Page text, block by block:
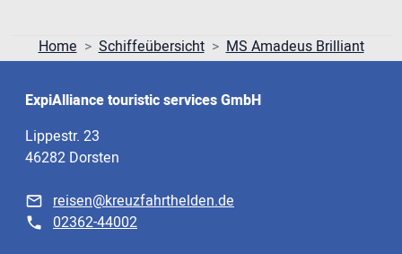
Home Schiffeübersicht MS Amadeus Brilliant
ExpiAlliance touristic services GmbH
Lippestr. 23
46282 Dorsten
reisen@kreuzfahrthelden.de
02362-44002